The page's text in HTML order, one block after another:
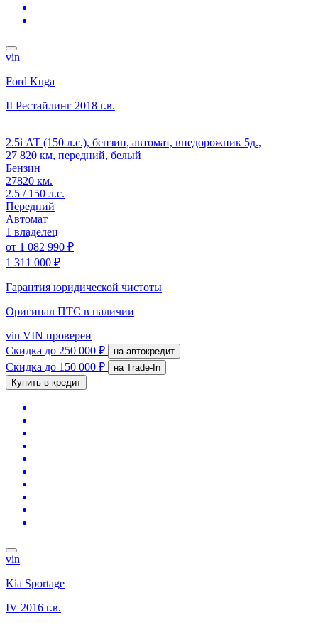
vin
Ford Kuga
II Рестайлинг 2018 г.в.
2.5i АТ (150 л.с.), бензин, автомат, внедорожник 5д.,
27 820 км, передний, белый
Бензин
27820 км.
2.5 / 150 л.с.
Передний
Автомат
1 владелец
от 1 082 990 ₽
1 311 000 ₽
Гарантия юридической чистоты
Оригинал ПТС в наличии
vin VIN проверен
Скидка до 250 000 ₽ на автокредит
Скидка до 150 000 ₽
на Trade-In
Купить в кредит
vin
Kia Sportage
IV 2016 г.в.